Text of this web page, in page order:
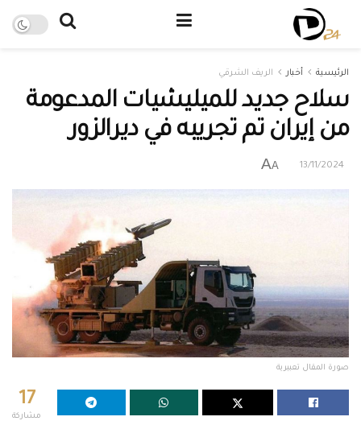
الرئيسية أخبار الريف الشرقي
سلاح جديد للميليشيات المدعومة
من إيران تم تجريبه في ديرالزور
13/11/2024
A
A
صورة المقال تعبيرية
17
مشاركة